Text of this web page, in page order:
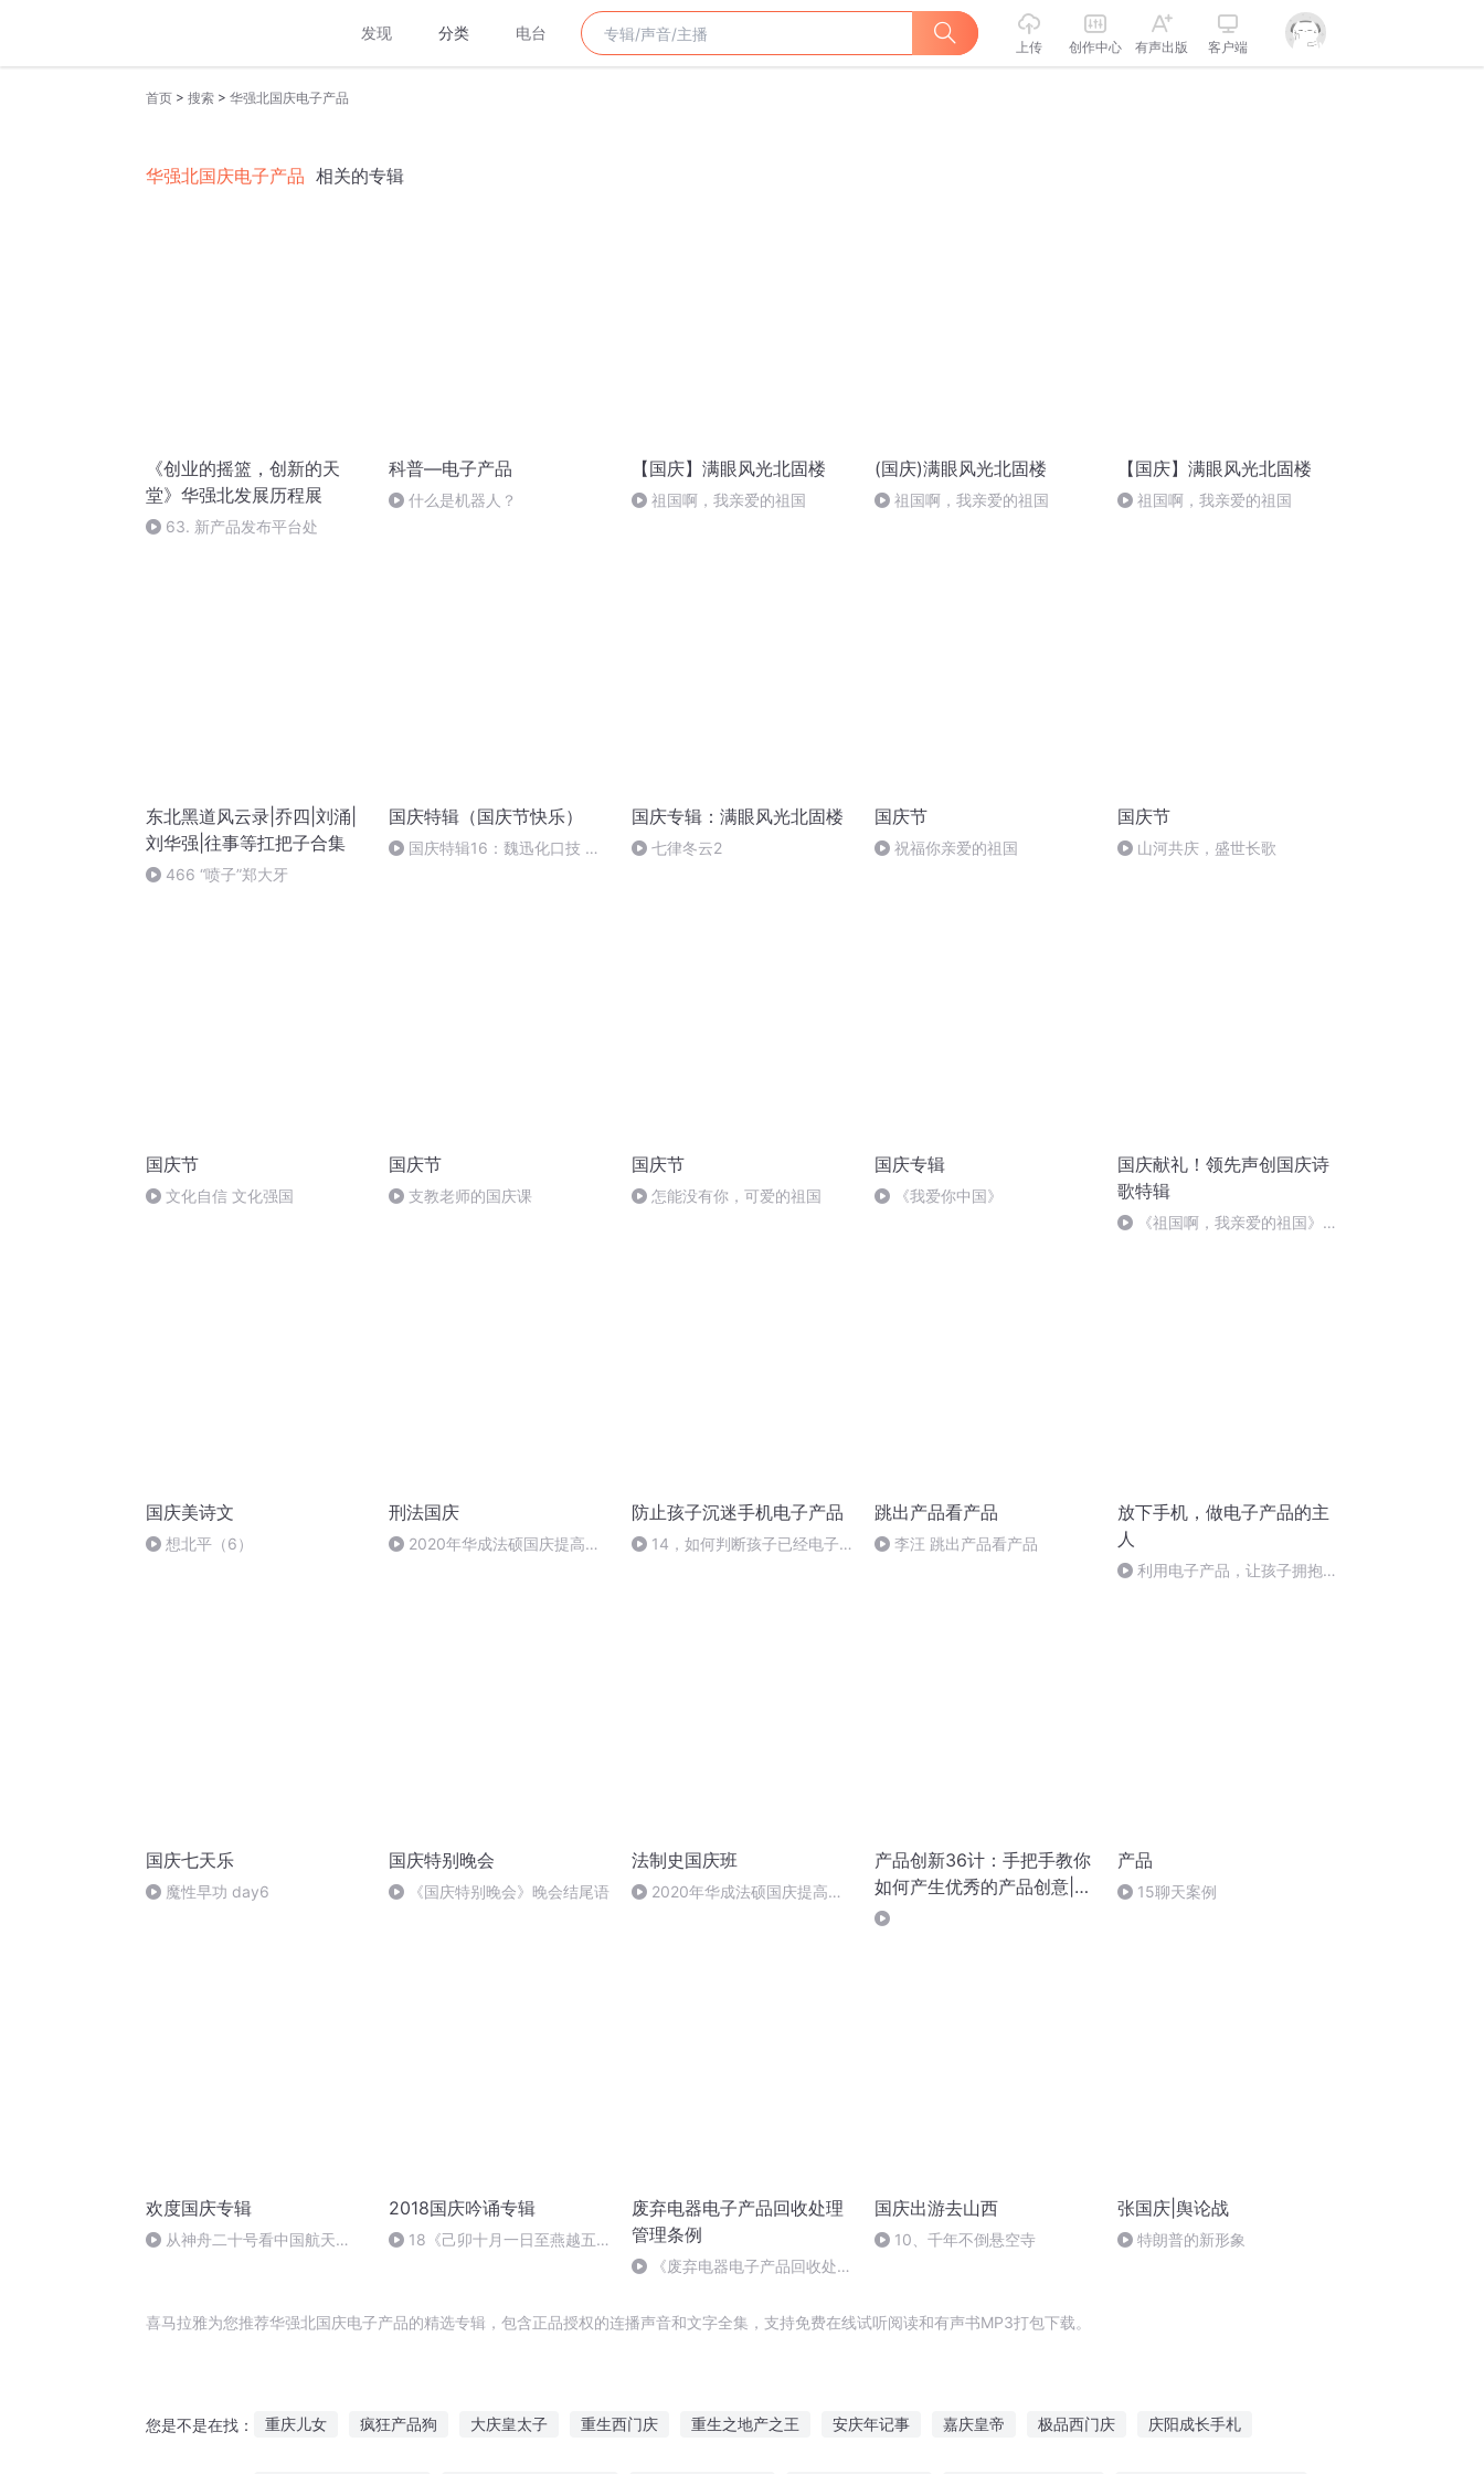
发现 分类 电台
上传 创作中心 有声出版 客户端
首页 > 搜索 > 华强北国庆电子产品
华强北国庆电子产品 相关的专辑
《创业的摇篮，创新的天
堂》华强北发展历程展
63. 新产品发布平台处
科普—电子产品
什么是机器人？
【国庆】满眼风光北固楼
祖国啊，我亲爱的祖国
(国庆)满眼风光北固楼
祖国啊，我亲爱的祖国
【国庆】满眼风光北固楼
祖国啊，我亲爱的祖国
东北黑道风云录|乔四|刘涌|
刘华强|往事等扛把子合集
466 “喷子”郑大牙
国庆特辑（国庆节快乐）
国庆特辑16：魏迅化口技 二
国庆专辑：满眼风光北固楼
七律冬云2
国庆节
祝福你亲爱的祖国
国庆节
山河共庆，盛世长歌
国庆节
文化自信 文化强国
国庆节
支教老师的国庆课
国庆节
怎能没有你，可爱的祖国
国庆专辑
《我爱你中国》
国庆献礼！领先声创国庆诗
歌特辑
《祖国啊，我亲爱的祖国》温
国庆美诗文
想北平（6）
刑法国庆
2020年华成法硕国庆提高班
防止孩子沉迷手机电子产品
14，如何判断孩子已经电子
跳出产品看产品
李汪 跳出产品看产品
放下手机，做电子产品的主
人
利用电子产品，让孩子拥抱新
国庆七天乐
魔性早功 day6
国庆特别晚会
《国庆特别晚会》晚会结尾语
法制史国庆班
2020年华成法硕国庆提高班
产品创新36计：手把手教你
如何产生优秀的产品创意|AI
电子书
产品
15聊天案例
欢度国庆专辑
从神舟二十号看中国航天
2018国庆吟诵专辑
18《己卯十月一日至燕越五
废弃电器电子产品回收处理
管理条例
《废弃电器电子产品回收处理
国庆出游去山西
10、千年不倒悬空寺
张国庆|舆论战
特朗普的新形象
喜马拉雅为您推荐华强北国庆电子产品的精选专辑，包含正品授权的连播声音和文字全集，支持免费在线试听阅读和有声书MP3打包下载。
您是不是在找： 重庆儿女 疯狂产品狗 大庆皇太子 重生西门庆 重生之地产之王 安庆年记事 嘉庆皇帝 极品西门庆 庆阳成长手札